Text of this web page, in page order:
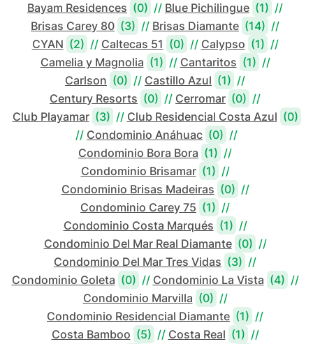
Bayam Residences (0) // Blue Pichilingue (1) //
Brisas Carey 80 (3) // Brisas Diamante (14) //
CYAN (2) // Caltecas 51 (0) // Calypso (1) //
Camelia y Magnolia (1) // Cantaritos (1) //
Carlson (0) // Castillo Azul (1) //
Century Resorts (0) // Cerromar (0) //
Club Playamar (3) // Club Residencial Costa Azul (0)
// Condominio Anáhuac (0) //
Condominio Bora Bora (1) //
Condominio Brisamar (1) //
Condominio Brisas Madeiras (0) //
Condominio Carey 75 (1) //
Condominio Costa Marqués (1) //
Condominio Del Mar Real Diamante (0) //
Condominio Del Mar Tres Vidas (3) //
Condominio Goleta (0) // Condominio La Vista (4) //
Condominio Marvilla (0) //
Condominio Residencial Diamante (1) //
Costa Bamboo (5) // Costa Real (1) //